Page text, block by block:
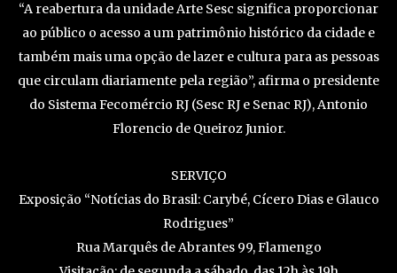
“A reabertura da unidade Arte Sesc significa proporcionar
ao público o acesso a um patrimônio histórico da cidade e
também mais uma opção de lazer e cultura para as pessoas
que circulam diariamente pela região”, afirma o presidente
do Sistema Fecomércio RJ (Sesc RJ e Senac RJ), Antonio
Florencio de Queiroz Junior.
SERVIÇO
Exposição “Notícias do Brasil: Carybé, Cícero Dias e Glauco
Rodrigues”
Rua Marquês de Abrantes 99, Flamengo